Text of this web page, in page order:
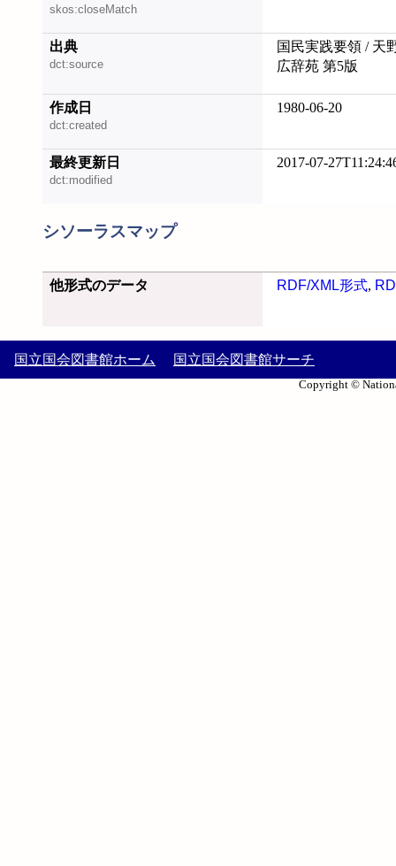
skos:closeMatch
出典
dct:source
国民実践要領 / 天
広辞苑 第5版
作成日
dct:created
1980-06-20
最終更新日
dct:modified
2017-07-
シソーラスマップ
他形式のデータ RDF/XML形式,
国立国会図書館ホーム 国立国会図書館サーチ
Copyright ©